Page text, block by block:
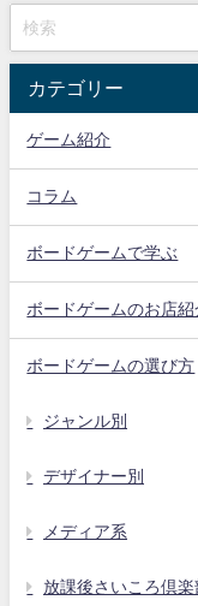
カテゴリー
ゲーム紹介
コラム
ボードゲームで学ぶ
ボードゲームのお店紹
ボードゲームの選び方
ジャンル別
デザイナー別
メディア系
放課後さいころ倶楽